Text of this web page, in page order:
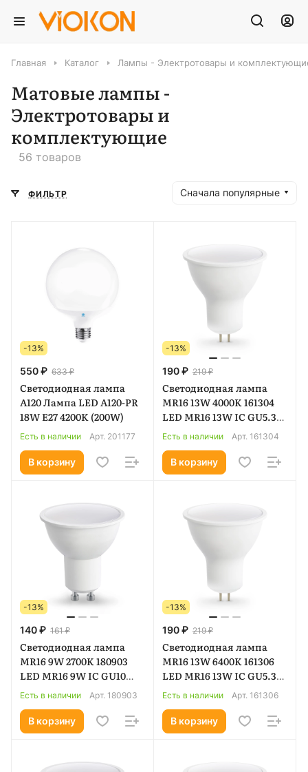
Главная Каталог Лампы - Электротовары и
Матовые лампы -
Электротовары и
комплектующие
56 товаров
ФИЛЬТР Сначала популярные
-13%
550 ₽ 633 ₽
Светодиодная лампа
A120 Лампа LED A120-PR
18W E27 4200K (200W)
Есть в наличии Арт. 201177
В корзину
-13%
190 ₽ 219 ₽
Светодиодная лампа
MR16 13W 4000K 161304
LED MR16 13W IC GU5.3
4000K 175-265V
Есть в наличии Арт. 161304
В корзину
-13%
140 ₽ 161 ₽
Светодиодная лампа
MR16 9W 2700K 180903
LED MR16 9W IC GU10
2700K 175-265V
Есть в наличии Арт. 180903
В корзину
-13%
190 ₽ 219 ₽
Светодиодная лампа
MR16 13W 6400K 161306
LED MR16 13W IC GU5.3
6400K 175-265V
Есть в наличии Арт. 161306
В корзину